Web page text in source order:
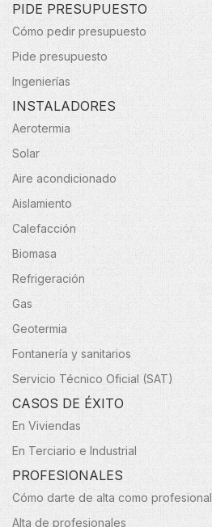
PIDE PRESUPUESTO
Cómo pedir presupuesto
Pide presupuesto
Ingenierías
INSTALADORES
Aerotermia
Solar
Aire acondicionado
Aislamiento
Calefacción
Biomasa
Refrigeración
Gas
Geotermia
Fontanería y sanitarios
Servicio Técnico Oficial (SAT)
CASOS DE ÉXITO
En Viviendas
En Terciario e Industrial
PROFESIONALES
Cómo darte de alta como profesional
Alta de profesionales